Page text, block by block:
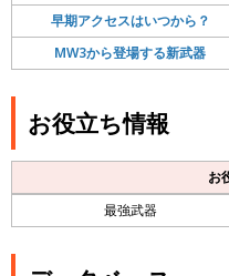
早期アクセスはいつから？
MW3から登場する新武器
お役立ち情報
お
最強武器